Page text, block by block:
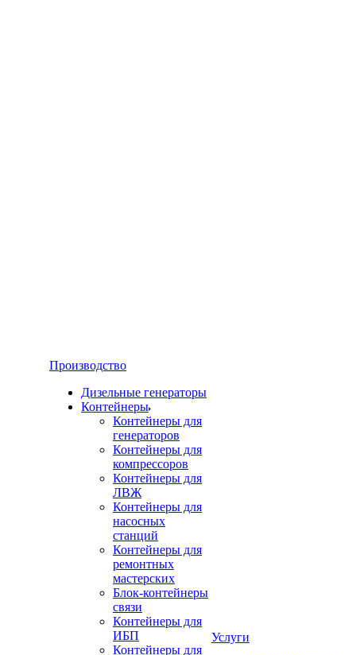
Производство
Дизельные генераторы
Контейнеры
Контейнеры для
генераторов
Контейнеры для
компрессоров
Контейнеры для
ЛВЖ
Контейнеры для
насосных
станций
Контейнеры для
ремонтных
мастерских
Блок-контейнеры
связи
Контейнеры для
ИБП
Контейнеры для
Услуги